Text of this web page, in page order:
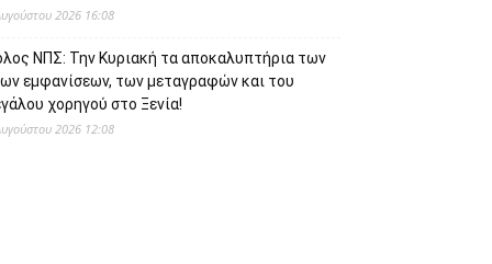
2026 16:08
ΝΠΣ: Την Κυριακή τα αποκαλυπτήρια των
εμφανίσεων, των μεταγραφών και του
χορηγού στο Ξενία!
2026 12:08